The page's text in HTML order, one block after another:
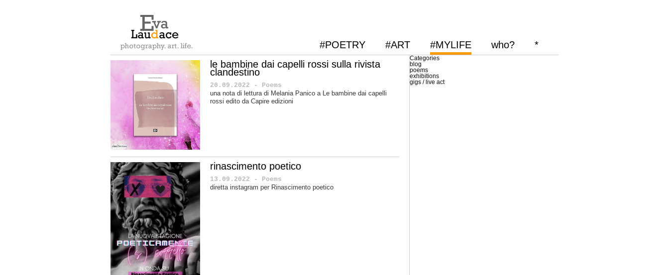
#POETRY #ART #MYLIFE who?
*
le bambine dai capelli rossi sulla rivista
clandestino
20.09.2022 - Poems
una nota di lettura di Melania Panico a Le bambine dai capelli
rossi edito da Capire edizioni
rinascimento poetico
13.09.2022 - Poems
diretta instagram per Rinascimento poetico
Categories
blog
poems
exhibitions
gigs / live act